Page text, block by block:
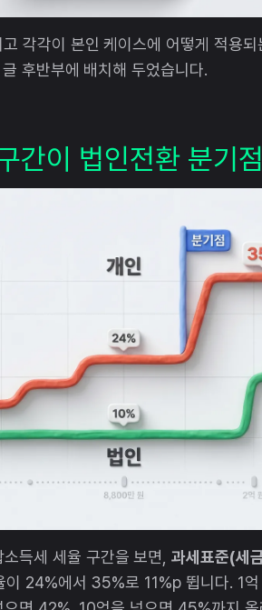
각각이 본인 케이스에 어떻게 적용
후반부에 배치해 두었습니다.
간이 법인전환 분기
득세 세율 구간을 보면,과세표준(세
이 24%에서 35%로 11%p 뜁니다. 1